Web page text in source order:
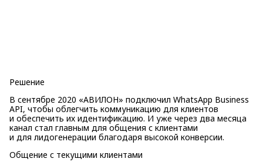
Решение
В сентябре 2020 «АВИЛОН» подключил WhatsApp Business
API, чтобы облегчить коммуникацию для клиентов
и обеспечить их идентификацию. И уже через два месяца
канал стал главным для общения с клиентами
и для лидогенерации благодаря высокой конверсии.
Общение с текущими клиентами